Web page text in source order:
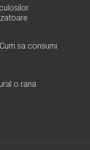
sa consumi
o rana